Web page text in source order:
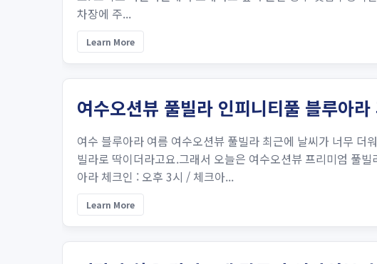
차장에 주...
Learn More
여수오션뷰 풀빌라 인피니티풀 블루아라
여수 블루아라 여름 여수오션뷰 풀빌라 최근에 날씨가 너무
빌라로 딱이더라고요.그래서 오늘은 여수오션뷰 프리미엄 풀
아라 체크인 : 오후 3시 / 체크아...
Learn More